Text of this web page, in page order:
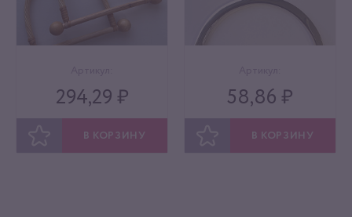
294,29 ₽
В КОРЗИНУ
58,86 ₽
В КОРЗИНУ